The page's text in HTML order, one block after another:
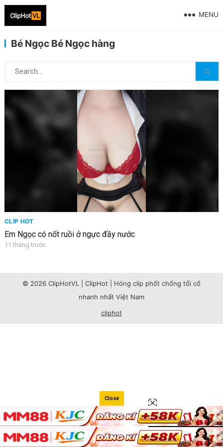
MENU
Bé Ngọc Bé Ngọc hàng
CLIP HOT
Em Ngọc có nốt ruồi ở ngực đầy nước
11 tháng trước
© 2026 ClipHotVL | ClipHot | Hóng clip phốt chống tối cổ
nhanh nhất Việt Nam
cliphot
Close